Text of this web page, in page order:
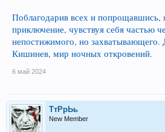
Поблагодарив всех и попрощавшись,
приключение, чувствуя себя частью
непостижимого, но захватывающего.
Кишинев, мир ночных откровений.
6 май 2024
ТтРрЬь
New Member